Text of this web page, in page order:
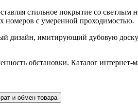
стильное покрытие со
номеров с умеренной проходимостью.
дизайн, имитирующий дубовую
обстановки. Каталог
и обмен товара